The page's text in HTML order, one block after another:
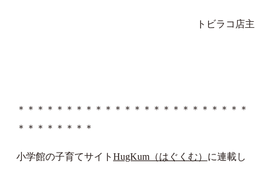
トビラコ店主
＊＊＊＊＊＊＊＊＊＊＊＊＊＊＊＊＊＊＊＊＊＊＊＊
＊＊＊＊＊＊＊＊
小学館の子育てサイト HugKum（はぐくむ） に連載し